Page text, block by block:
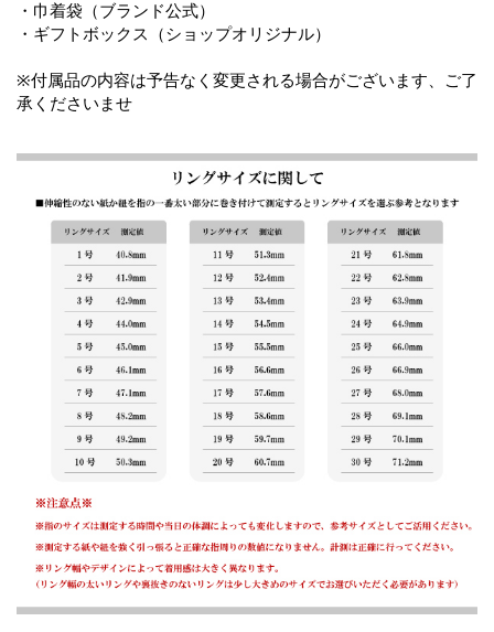
・巾着袋（ブランド公式）
・ギフトボックス（ショップオリジナル）
※付属品の内容は予告なく変更される場合がございます、ご了
承くださいませ